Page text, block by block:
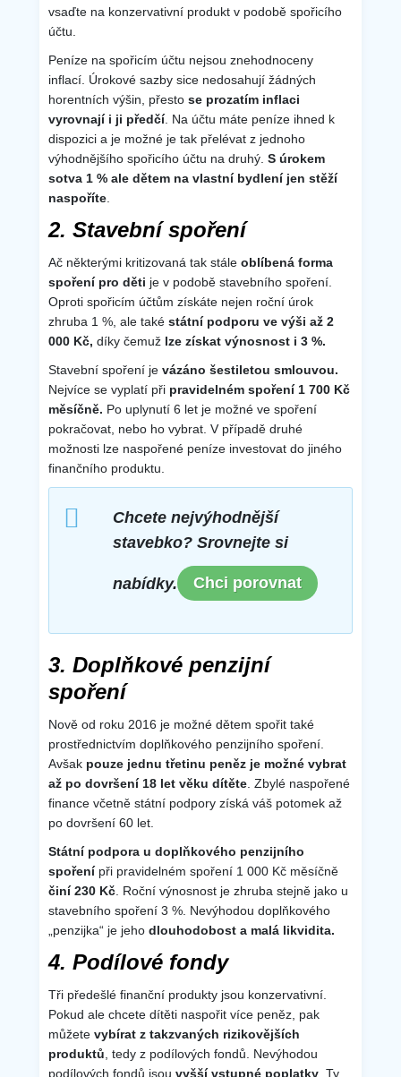
vsaďte na konzervativní produkt v podobě spořicího
účtu.
Peníze na spořicím účtu nejsou znehodnoceny
inflací. Úrokové sazby sice nedosahují žádných
horentních výšin, přesto se prozatím inflaci
vyrovnají i ji předčí. Na účtu máte peníze ihned k
dispozici a je možné je tak přelévat z jednoho
výhodnějšího spořicího účtu na druhý. S úrokem
sotva 1 % ale dětem na vlastní bydlení jen stěží
naspoříte
2. Stavební spoření
Ač některými kritizovaná tak stále oblíbená forma
spoření pro děti je v podobě stavebního spoření.
Oproti spořicím účtům získáte nejen roční úrok
zhruba 1 %, ale také státní podporu ve výši až 2
000 Kč, díky čemuž lze získat výnosnost i 3 %.
Stavební spoření je vázáno šestiletou smlouvou.
Nejvíce se vyplatí při pravidelném spoření 1 700 Kč
měsíčně. Po uplynutí 6 let je možné ve spoření
pokračovat, nebo ho vybrat. V případě druhé
možnosti lze naspořené peníze investovat do jiného
finančního produktu.
Chcete nejvýhodnější
stavebko? Srovnejte si
nabídky. Chci porovnat
3. Doplňkové penzijní
spoření
Nově od roku 2016 je možné dětem spořit také
prostřednictvím doplňkového penzijního spoření.
Avšak pouze jednu třetinu peněz je možné vybrat
až po dovršení 18 let věku dítěte . Zbylé naspořené
finance včetně státní podpory získá váš potomek až
po dovršení 60 let.
Státní podpora u doplňkového penzijního
spořenípři pravidelném spoření 1 000 Kč měsíčně
činí 230 Kč . Roční výnosnost je zhruba stejně jako u
stavebního spoření 3 %. Nevýhodou doplňkového
„penzijka“ je jeho dlouhodobost a malá likvidita.
4. Podílové fondy
Tři předešlé finanční produkty jsou konzervativní.
Pokud ale chcete dítěti naspořit více peněz, pak
můžete vybírat z takzvaných rizikovějších
produktů , tedy z podílových fondů. Nevýhodou
podílových fondů jsou vyšší vstupné poplatky . Ty